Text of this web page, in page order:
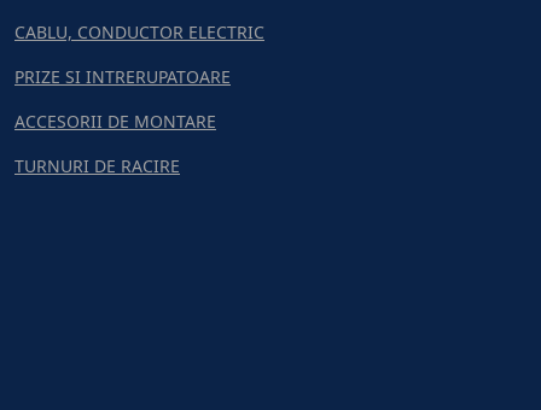
CABLU, CONDUCTOR ELECTRIC
PRIZE SI INTRERUPATOARE
ACCESORII DE MONTARE
TURNURI DE RACIRE